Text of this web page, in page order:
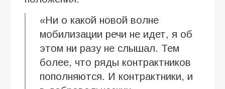
«Ни о какой новой волне
мобилизации речи не идет, я об
этом ни разу не слышал. Тем
более, что ряды контрактников
пополняются. И контрактники, и